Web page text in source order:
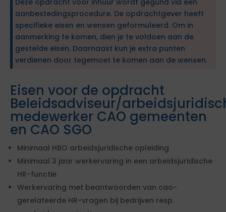
Deze opdracht voor inhuur wordt gegund via een
aanbestedingsprocedure. De opdrachtgever heeft
specifieke eisen en wensen geformuleerd. Om in
aanmerking te komen, dien je te voldoen aan de
gestelde eisen. Daarnaast kun je extra punten
verdienen door tegemoet te komen aan de wensen.
Eisen voor de opdracht
Beleidsadviseur/
medewerker CAO gemeenten
en CAO SGO
Minimaal HBO arbeidsjuridische opleiding
Minimaal 3 jaar werkervaring in een arbeidsjuridische
HR-functie
Werkervaring met beantwoorden van cao-
gerelateerde HR-vragen bij bedrijven resp.